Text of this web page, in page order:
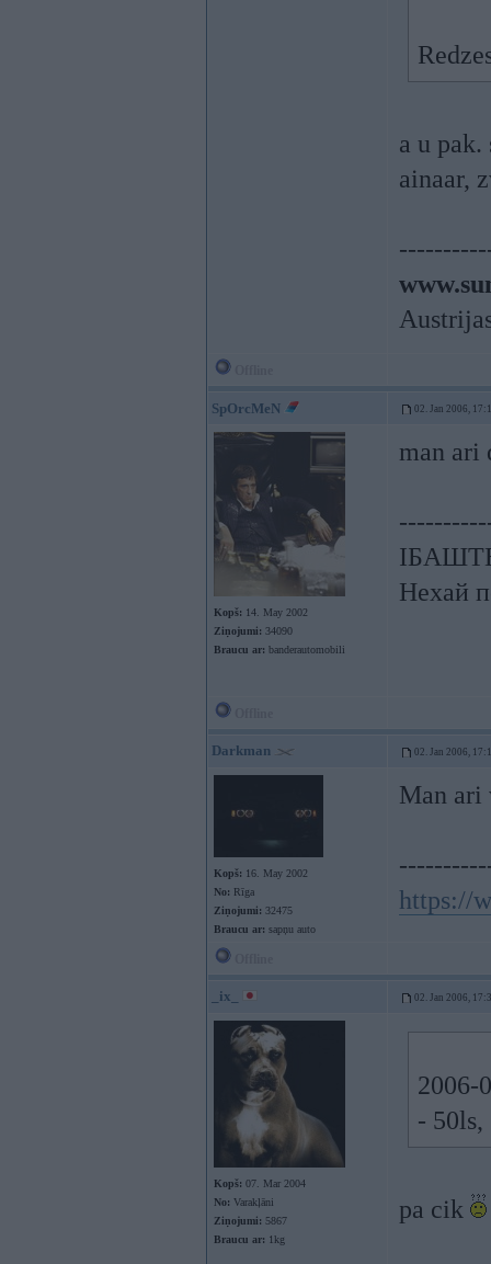
a u
ainaar,
SpOrcMeN 02. Jan 2006,
Kopš: 14. May 2002
Ziņojumi: 34090
Braucu ar: banderautomobili
man ari
Нехай
Darkman 02. Jan 2006,
Kopš: 16. May 2002
No: Rīga
Ziņojumi: 32475
Braucu ar: sapņu auto
Man ari
https://
_ix_ 02. Jan 2006,
Kopš: 07. Mar 2004
No: Varakļāni
Ziņojumi: 5867
Braucu ar: 1kg
2006-
- 50ls,
pa cik